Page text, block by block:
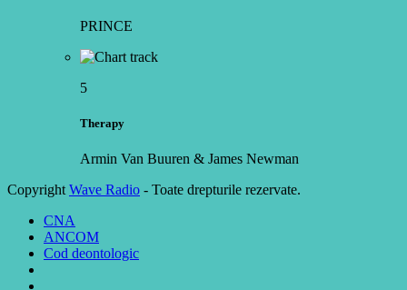
PRINCE
5
Therapy
Armin Van Buuren & James Newman
Copyright Wave Radio - Toate drepturile rezervate.
CNA
ANCOM
Cod deontologic